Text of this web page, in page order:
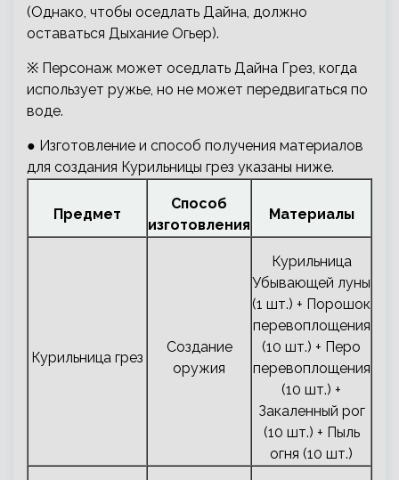
(Однако, чтобы оседлать Дайна, должно
оставаться Дыхание Огьер).
※ Персонаж может оседлать Дайна Грез, когда
использует ружье, но не может передвигаться по
воде.
● Изготовление и способ получения материалов
для создания Курильницы грез указаны ниже.
Предмет
Способ
изготовления
Материалы
Курильница грез
Создание
оружия
Курильница
Убывающей луны
(1 шт.) + Порошок
перевоплощения
(10 шт.) + Перо
перевоплощения
(10 шт.) +
Закаленный рог
(10 шт.) + Пыль
огня (10 шт.)